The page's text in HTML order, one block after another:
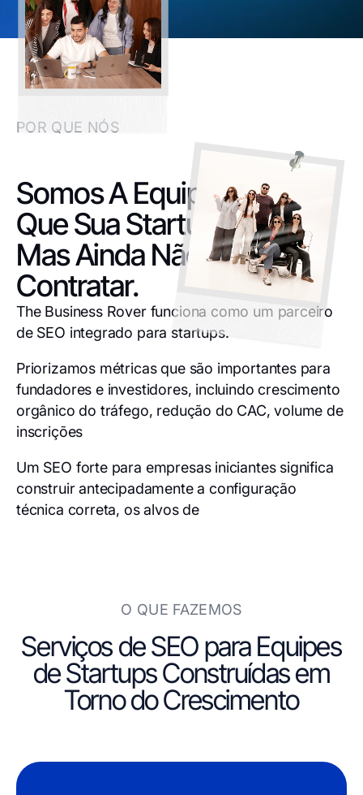
POR QUE NÓS
Somos A Equipe De SEO
Que Sua Startup Precisa,
Mas Ainda Não Pode
Contratar.
The Business Rover funciona como um parceiro
de SEO integrado para startups.
Priorizamos métricas que são importantes para
fundadores e investidores, incluindo crescimento
orgânico do tráfego, redução do CAC, volume de
inscrições
Um SEO forte para empresas iniciantes significa
construir antecipadamente a configuração
técnica correta, os alvos de
O QUE FAZEMOS
Serviços de SEO para Equipes
de Startups Construídas em
Torno do Crescimento